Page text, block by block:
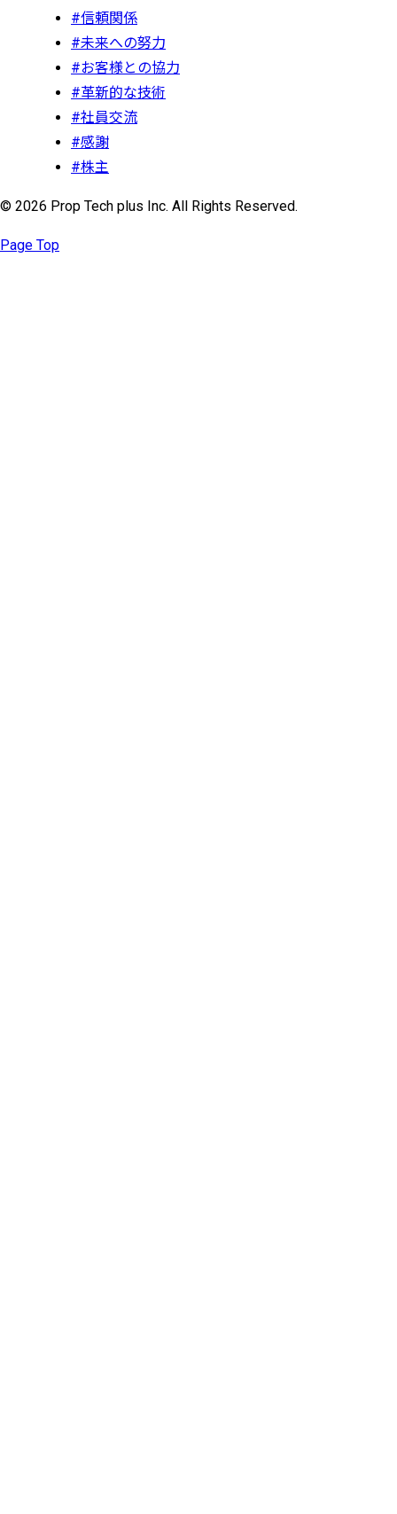
#信頼関係
#未来への努力
#お客様との協力
#革新的な技術
#社員交流
#感謝
#株主
© 2026 Prop Tech plus Inc. All Rights Reserved.
Page Top